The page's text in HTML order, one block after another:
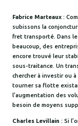
Fabrice Marteaux :
subissons la
fret transporté. Dans
beaucoup, des
encore trouvé leur
sous-traitance. Un
chercher à investir ou
tourner sa flotte
l’augmentation des
besoin de moyens
Charles Levillain : Si